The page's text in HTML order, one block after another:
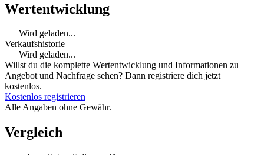
Wertentwicklung
Wird geladen...
Verkaufshistorie
Wird geladen...
Willst du die komplette Wertentwicklung und Informationen zu
Angebot und Nachfrage sehen? Dann registriere dich jetzt
kostenlos.
Kostenlos registrieren
Alle Angaben ohne Gewähr.
Vergleich